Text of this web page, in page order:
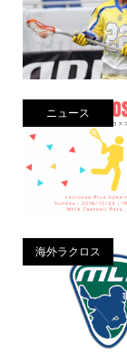
ニュース
海外ラクロス